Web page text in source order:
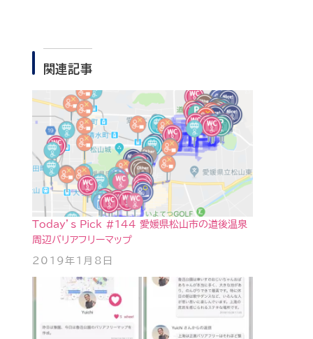
関連記事
Today’s Pick #144 愛媛県松山市の道後温泉
周辺バリアフリーマップ
2019年1月8日